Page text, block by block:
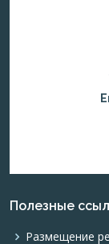
Полезные
Размещение